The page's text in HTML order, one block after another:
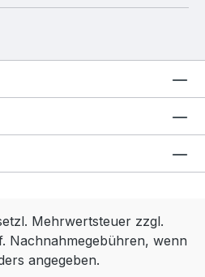
Mehrwertsteuer zzgl.
Nachnahmegebühren, wenn
angegeben.